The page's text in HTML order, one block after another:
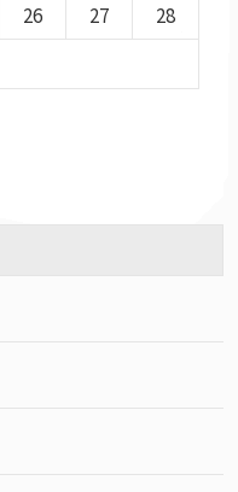
26 27
28